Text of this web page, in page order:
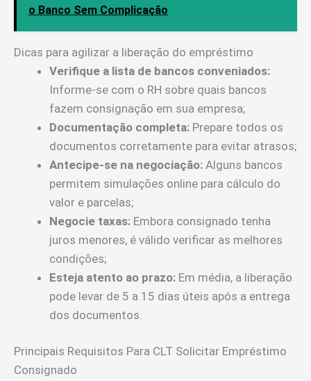
o Banco Sem Complicação
Dicas para agilizar a liberação do empréstimo
Verifique a lista de bancos conveniados:
Informe-se com o RH sobre quais bancos
fazem consignação em sua empresa;
Documentação completa: Prepare todos os
documentos corretamente para evitar atrasos;
Antecipe-se na negociação: Alguns bancos
permitem simulações online para cálculo do
valor e parcelas;
Negocie taxas: Embora consignado tenha
juros menores, é válido verificar as melhores
condições;
Esteja atento ao prazo: Em média, a liberação
pode levar de 5 a 15 dias úteis após a entrega
dos documentos.
Principais Requisitos Para CLT Solicitar Empréstimo
Consignado